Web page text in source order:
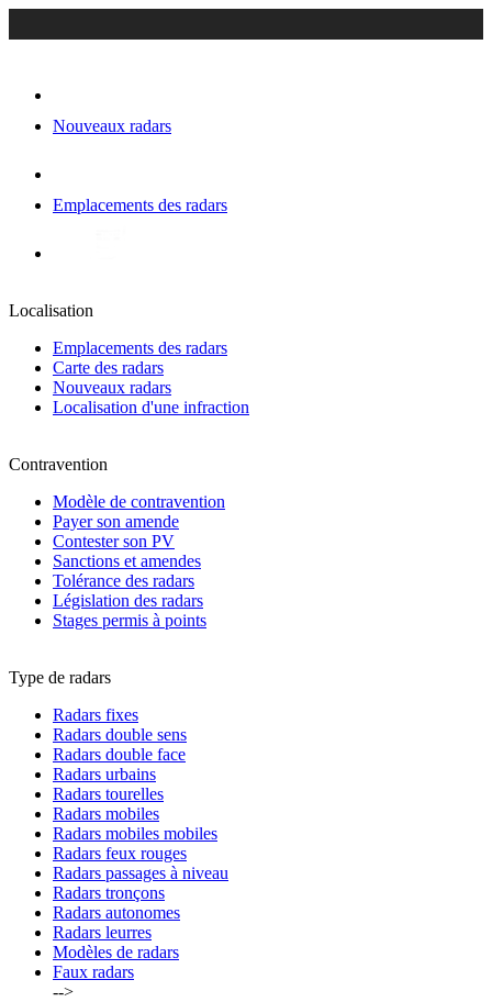
Nouveaux radars
Emplacements des radars
Localisation
Emplacements des radars
Carte des radars
Nouveaux radars
Localisation d'une infraction
Contravention
Modèle de contravention
Payer son amende
Contester son PV
Sanctions et amendes
Tolérance des radars
Législation des radars
Stages permis à points
Type de radars
Radars fixes
Radars double sens
Radars double face
Radars urbains
Radars tourelles
Radars mobiles
Radars mobiles mobiles
Radars feux rouges
Radars passages à niveau
Radars tronçons
Radars autonomes
Radars leurres
Modèles de radars
Faux radars
-->